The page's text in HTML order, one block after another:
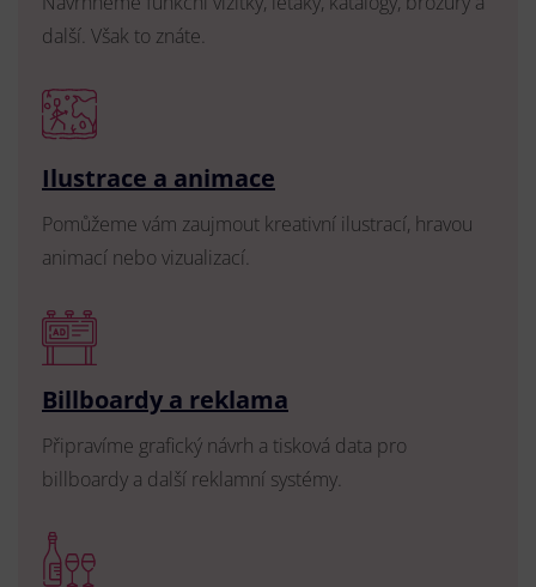
další. Však to znáte.
Ilustrace a animace
Pomůžeme vám zaujmout kreativní ilustrací, hravou
animací nebo vizualizací.
Billboardy a reklama
Připravíme grafický návrh a tisková data pro
billboardy a další reklamní systémy.